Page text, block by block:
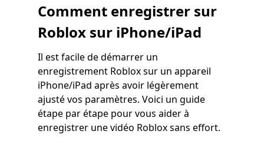
Comment enregistrer sur
Roblox sur iPhone/iPad
Il est facile de démarrer un
enregistrement Roblox sur un appareil
iPhone/iPad après avoir légèrement
ajusté vos paramètres. Voici un guide
étape par étape pour vous aider à
enregistrer une vidéo Roblox sans effort.